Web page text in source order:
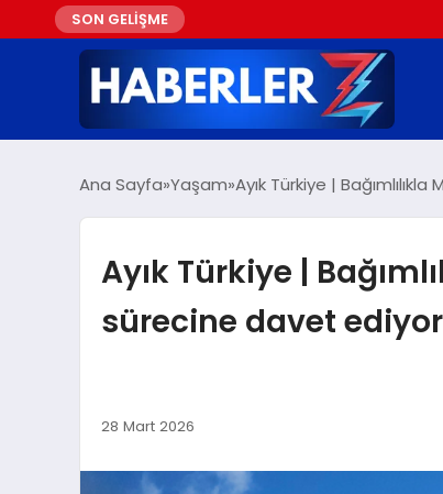
SON GELİŞME
Ana Sayfa Yaşam Ayık Türkiye |
Ayık Türkiye |
sürecine davet ediyor
28 Mart 2026